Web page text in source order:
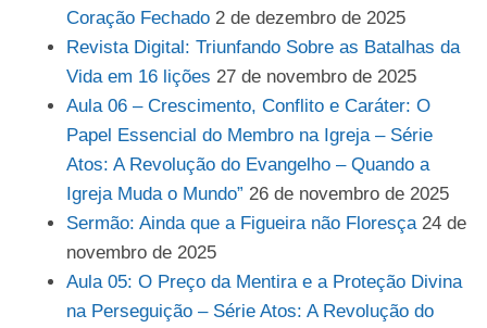
Coração Fechado 2 de dezembro de 2025
Revista Digital: Triunfando Sobre as Batalhas da
Vida em 16 lições 27 de novembro de 2025
Aula 06 – Crescimento, Conflito e Caráter: O
Papel Essencial do Membro na Igreja – Série
Atos: A Revolução do Evangelho – Quando a
Igreja Muda o Mundo” 26 de novembro de 2025
Sermão: Ainda que a Figueira não Floresça 24 de
novembro de 2025
Aula 05: O Preço da Mentira e a Proteção Divina
na Perseguição – Série Atos: A Revolução do